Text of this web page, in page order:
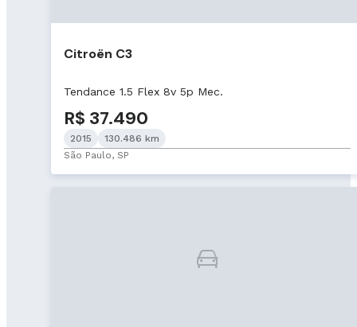
Citroën C3
Tendance 1.5 Flex 8v 5p Mec.
R$ 37.490
2015
130.486 km
São Paulo, SP